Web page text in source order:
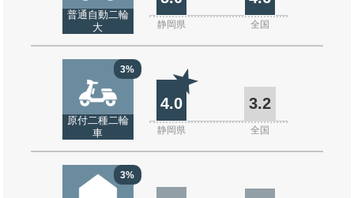
普通自動二輪
大
静岡県 全国
3%
原付二種二輪
車
4.0 3.2
静岡県 全国
3%